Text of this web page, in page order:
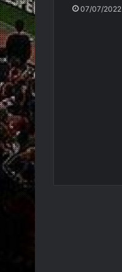
07/07/2022